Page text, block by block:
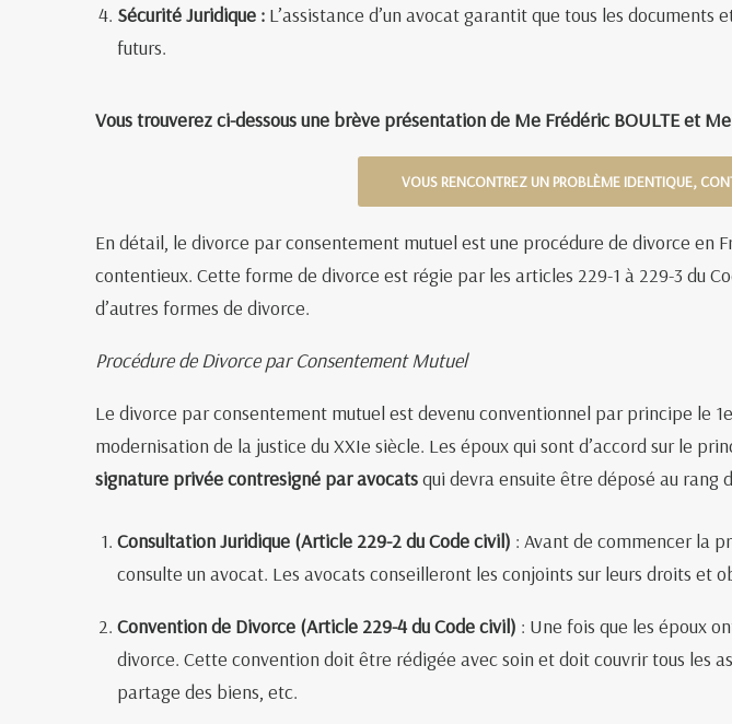
Sécurité Juridique : L’assistance d’un avocat garantit que tous les
futurs.
Vous trouverez ci-dessous une brève présentation de Me Frédéric BOULTE et
VOUS RENCONTREZ UN PROBLÈME IDENTIQUE,
En détail, le divorce par consentement mutuel est une procédure de divorce
contentieux. Cette forme de divorce est régie par les articles 229-1 à 229-3 du
d’autres formes de divorce.
Procédure de Divorce par Consentement Mutuel
Le divorce par consentement mutuel est devenu conventionnel par principe le
modernisation de la justice du XXIe siècle. Les époux qui sont d’accord sur le
signature privée contresigné par avocatsqui devra ensuite être déposé au rang
Consultation Juridique (Article 229-2 du Code civil) : Avant de commencer la
consulte un avocat. Les avocats conseilleront les conjoints sur leurs droits et
Convention de Divorce (Article 229-4 du Code civil) : Une fois que les époux
divorce. Cette convention doit être rédigée avec soin et doit couvrir tous les
partage des biens, etc.